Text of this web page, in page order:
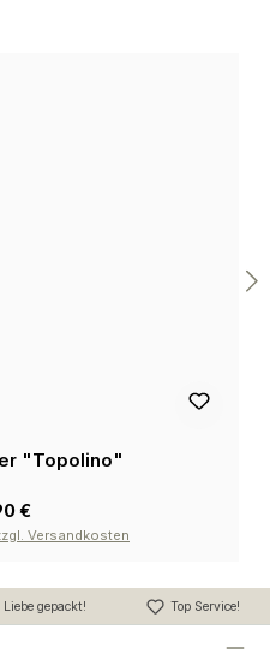
"Topolino"
€
Versandkosten
gepackt! Top Service!